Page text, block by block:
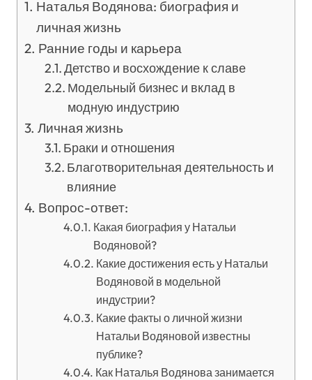
Наталья Водянова: биография и
личная жизнь
Ранние годы и карьера
Детство и восхождение к славе
Модельный бизнес и вклад в
модную индустрию
Личная жизнь
Браки и отношения
Благотворительная деятельность и
влияние
Вопрос-ответ:
Какая биография у Натальи
Водяновой?
Какие достижения есть у Натальи
Водяновой в модельной
индустрии?
Какие факты о личной жизни
Натальи Водяновой известны
публике?
Как Наталья Водянова занимается